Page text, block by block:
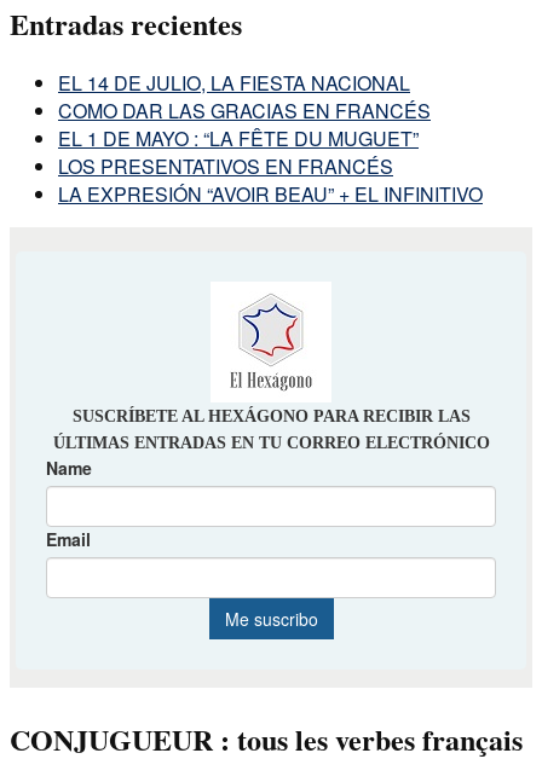
Entradas recientes
EL 14 DE JULIO, LA FIESTA NACIONAL
COMO DAR LAS GRACIAS EN FRANCÉS
EL 1 DE MAYO : “LA FÊTE DU MUGUET”
LOS PRESENTATIVOS EN FRANCÉS
LA EXPRESIÓN “AVOIR BEAU” + EL INFINITIVO
CONJUGUEUR : tous les verbes français